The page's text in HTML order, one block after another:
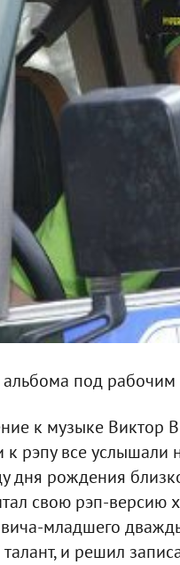
альбома под
к музыке Виктор
к рэпу все услышали
дня рождения
свою рэп-версию
младшего
и решил